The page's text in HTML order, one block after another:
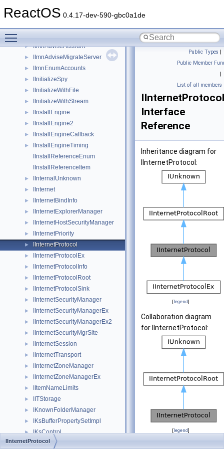
ReactOS 0.4.17-dev-590-gbc0a1de
► IImnAccount
► IImnAdviseAccount
► IImnAdviseMigrateServer
► IImnEnumAccounts
► IInitializeSpy
► IInitializeWithFile
► IInitializeWithStream
► IInstallEngine
► IInstallEngine2
► IInstallEngineCallback
►
IInstallEngineTiming
IInstallReferenceEnum
IInstallReferenceItem
► IInternalUnknown
► IInternet
► IInternetBindInfo
► IInternetExplorerManager
► IInternetHostSecurityManager
► IInternetPriority
► IInternetProtocol
► IInternetProtocolEx
► IInternetProtocolInfo
► IInternetProtocolRoot
► IInternetProtocolSink
► IInternetSecurityManager
► IInternetSecurityManagerEx
► IInternetSecurityManagerEx2
► IInternetSecurityMgrSite
► IInternetSession
► IInternetTransport
► IInternetZoneManager
► IInternetZoneManagerEx
► IItemNameLimits
► IITStorage
► IKnownFolderManager
► IKsBufferPropertySetImpl
► IKsControl
► IKsFilterFactoryImpl
Public Types |
Public Member
|
List of all members
IInternetProtocol
Interface
Reference
Inheritance diagram for
IInternetProtocol:
[legend]
Collaboration diagram
for IInternetProtocol:
[legend]
IInternetProtocol